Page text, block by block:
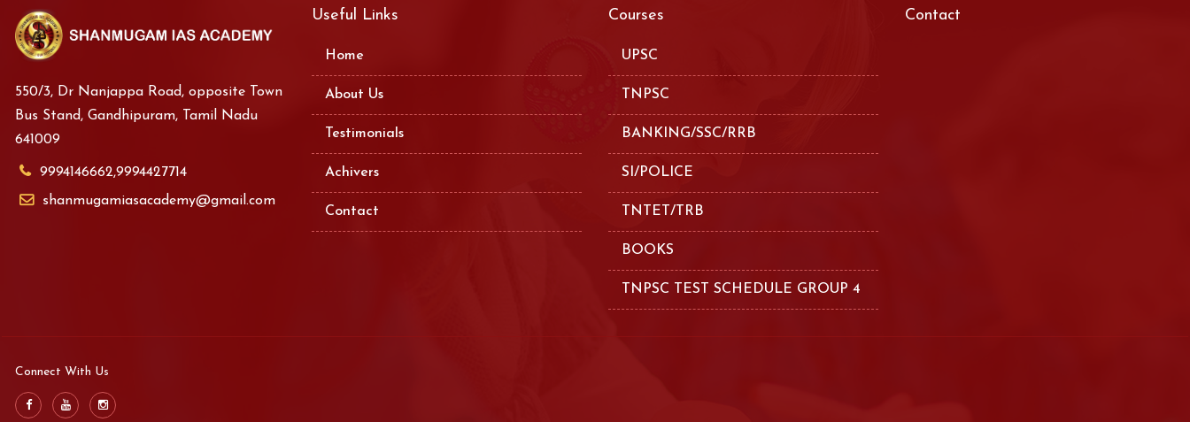
550/3, Dr Nanjappa Road, opposite Town
Bus Stand, Gandhipuram, Tamil Nadu
641009
9994146662,9994427714
shanmugamiasacademy@gmail.com
Useful Links
Home
About Us
Testimonials
Achivers
Contact
Courses
UPSC
TNPSC
BANKING/SSC/RRB
SI/POLICE
TNTET/TRB
BOOKS
TNPSC TEST SCHEDULE GROUP 4
Contact
Connect With Us